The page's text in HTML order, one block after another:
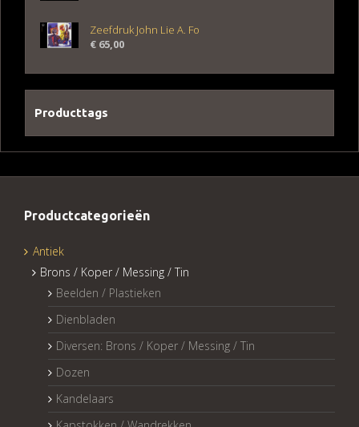
Zeefdruk John Lie A. Fo
€ 65,00
Producttags
Productcategorieën
Antiek
Brons / Koper / Messing / Tin
Beelden / Plastieken
Dienbladen
Diversen: Brons / Koper / Messing / Tin
Dozen
Kandelaars